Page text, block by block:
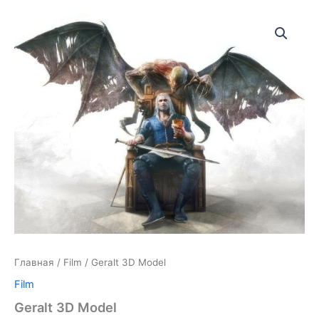
Главная / Film / Geralt 3D Model
Film
Geralt 3D Model